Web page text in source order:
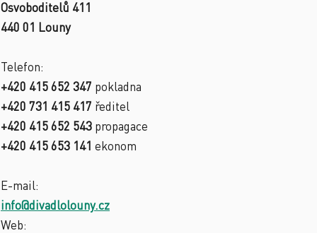
Osvoboditelů 411
440 01 Louny
Telefon:
+420 415 652 347 pokladna
+420 731 415 417 ředitel
+420 415 652 543 propagace
+420 415 653 141 ekonom
E-mail:
info@divadlolouny.cz
Web: